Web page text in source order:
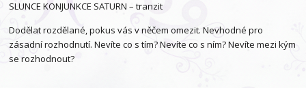
SLUNCE KONJUNKCE SATURN – tranzit
Dodělat rozdělané, pokus vás v něčem omezit. Nevhodné pro
zásadní rozhodnutí. Nevíte co s tím? Nevíte co s ním? Nevíte mezi kým
se rozhodnout?